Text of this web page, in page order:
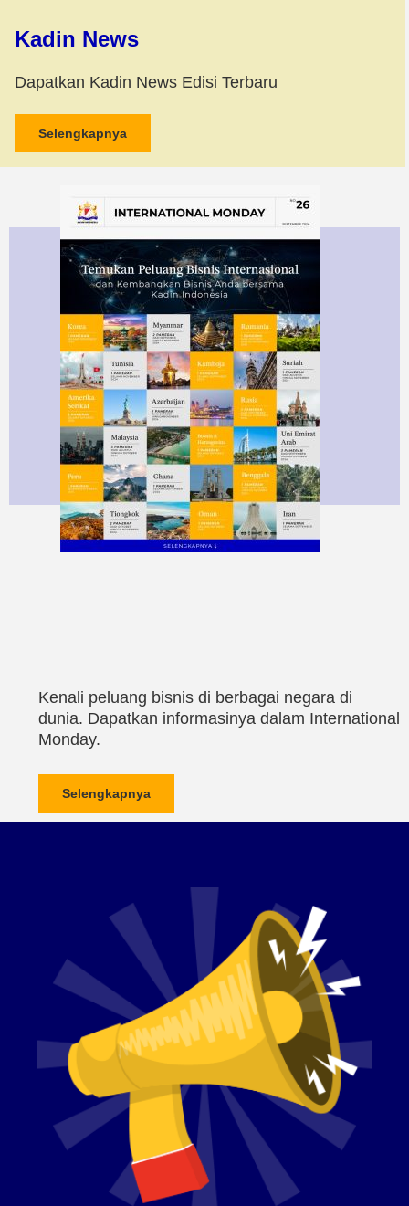
Kadin News
Dapatkan Kadin News Edisi Terbaru
Selengkapnya
Kenali peluang bisnis di berbagai negara di
dunia. Dapatkan informasinya dalam International
Monday.
Selengkapnya